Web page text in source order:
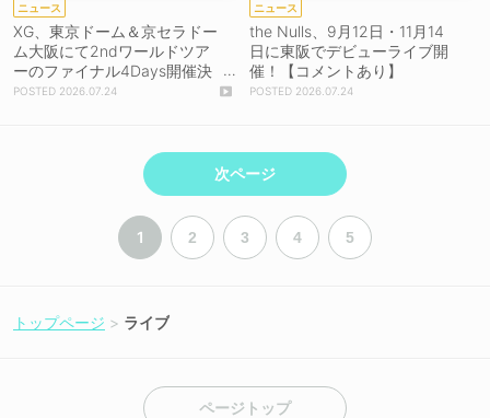
ニュース
XG、東京ドーム＆京セラドー
ム大阪にて2ndワールドツア
ーのファイナル4Days開催決
定！
2026.07.24
ニュース
the Nulls、9月12日・11月14
日に東阪でデビューライブ開
催！【コメントあり】
2026.07.24
次ページ
1 2 3 4 5
トップページ ライブ
ページトップ